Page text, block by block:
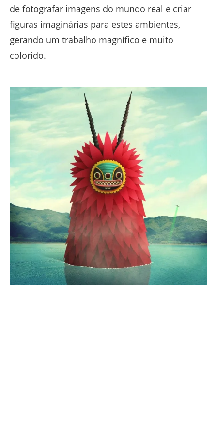
de fotografar imagens do mundo real e criar
figuras imaginárias para estes ambientes,
gerando um trabalho magnífico e muito
colorido.